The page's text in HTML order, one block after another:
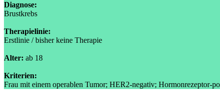
Diagnose:
Brustkrebs
Therapielinie:
Erstlinie / bisher keine Therapie
Alter: ab 18
Kriterien:
Frau mit einem operablen Tumor; HER2-negativ; Hormonrezeptor-